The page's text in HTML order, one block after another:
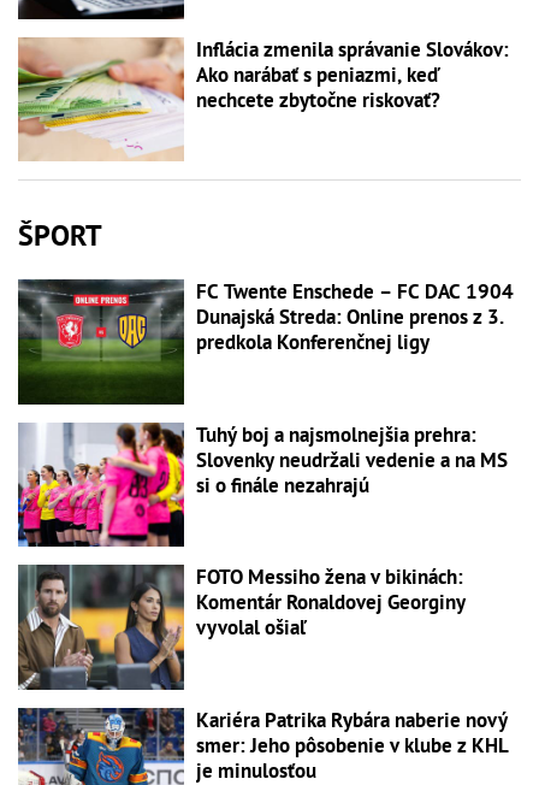
Inflácia zmenila správanie Slovákov:
Ako narábať s peniazmi, keď
nechcete zbytočne riskovať?
ŠPORT
FC Twente Enschede – FC DAC 1904
Dunajská Streda: Online prenos z 3.
predkola Konferenčnej ligy
Tuhý boj a najsmolnejšia prehra:
Slovenky neudržali vedenie a na MS
si o finále nezahrajú
FOTO Messiho žena v bikinách:
Komentár Ronaldovej Georginy
vyvolal ošiaľ
Kariéra Patrika Rybára naberie nový
smer: Jeho pôsobenie v klube z KHL
je minulosťou